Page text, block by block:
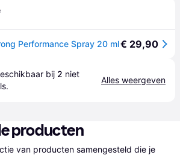
Performance Spray 20 ml€ 29,90
bij 2 niet
.
Alles weergeven
producten
van producten samengesteld die je